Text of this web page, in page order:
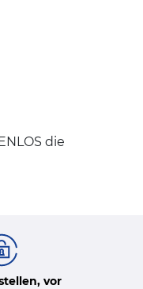
die
vor